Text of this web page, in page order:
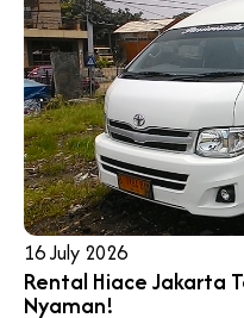
16 July 2026
Rental Hiace Jakarta
Nyaman!